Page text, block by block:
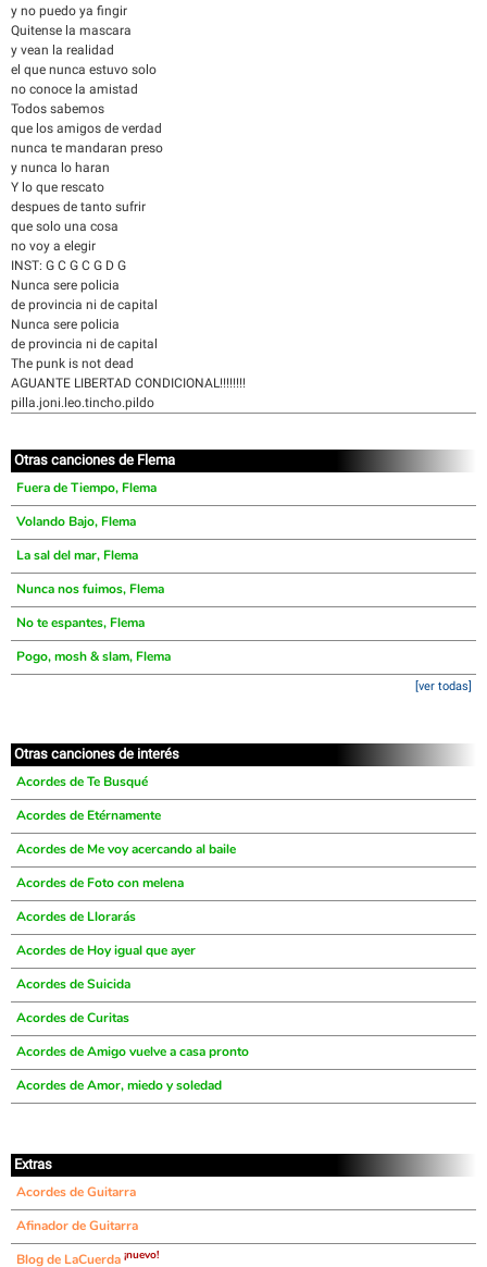
y no puedo ya fingir
Quitense la mascara
y vean la realidad
el que nunca estuvo solo
no conoce la amistad
Todos sabemos
que los amigos de verdad
nunca te mandaran preso
y nunca lo haran
Y lo que rescato
despues de tanto sufrir
que solo una cosa
no voy a elegir
INST: G C G C G D G
Nunca sere policia
de provincia ni de capital
Nunca sere policia
de provincia ni de capital
The punk is not dead
AGUANTE LIBERTAD CONDICIONAL!!!!!!!!
pilla.joni.leo.tincho.pildo
Otras canciones de Flema
Fuera de Tiempo, Flema
Volando Bajo, Flema
La sal del mar, Flema
Nunca nos fuimos, Flema
No te espantes, Flema
Pogo, mosh & slam, Flema
[ver todas]
Otras canciones de interés
Acordes de Te Busqué
Acordes de Etérnamente
Acordes de Me voy acercando al baile
Acordes de Foto con melena
Acordes de Llorarás
Acordes de Hoy igual que ayer
Acordes de Suicida
Acordes de Curitas
Acordes de Amigo vuelve a casa pronto
Acordes de Amor, miedo y soledad
Extras
Acordes de Guitarra
Afinador de Guitarra
Blog de LaCuerda ¡nuevo!